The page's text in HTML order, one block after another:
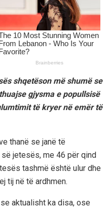
shqetëson më shumë se
gjysma e popullsisë
të kryer në emër të
thanë se janë të
jetesës, me 46 për qind
tashmë është ulur dhe
tij në të ardhmen.
aktualisht ka disa, ose